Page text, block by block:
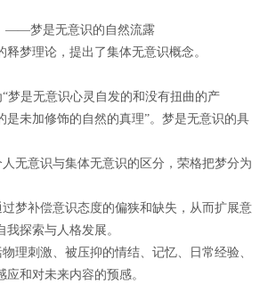
——梦是无意识的自然流露
梦理论，提出了集体无意识概念。
梦是无意识心灵自发的和没有扭曲的产
未加修饰的自然的真理”。梦是无意识的具
无意识与集体无意识的区分，荣格把梦分为
过梦补偿意识态度的偏狭和缺失，从而扩展意
探索与人格发展。
理刺激、被压抑的情结、记忆、日常经验、
和对未来内容的预感。